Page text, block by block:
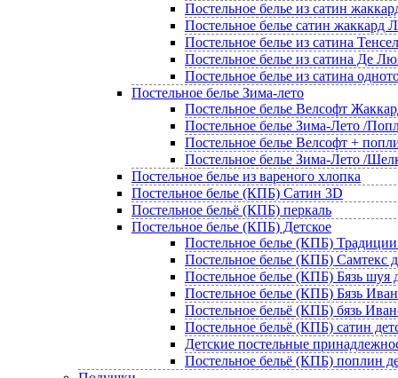
Постельное белье из сатин
Постельное белье сатин
Постельное белье из сатина
Постельное белье из сатина Де
Постельное белье из сатина
Постельное белье Зима-лето
Постельное белье Велсофт
Постельное белье Зима-Лето /
Постельное белье Велсофт +
Постельное белье Зима-Лето /
Постельное белье из вареного хлопка
Постельное белье (КПБ) Сатин 3D
Постельное бельё (КПБ) перкаль
Постельное белье (КПБ) Детское
Постельное белье (КПБ) Традиции
Постельное белье (КПБ) Самтекс
Постельное белье (КПБ) Бязь шуя
Постельное белье (КПБ) Бязь
Постельное бельё (КПБ) бязь
Постельное бельё (КПБ) сатин
Детские постельные
Постельное бельё (КПБ) поплин